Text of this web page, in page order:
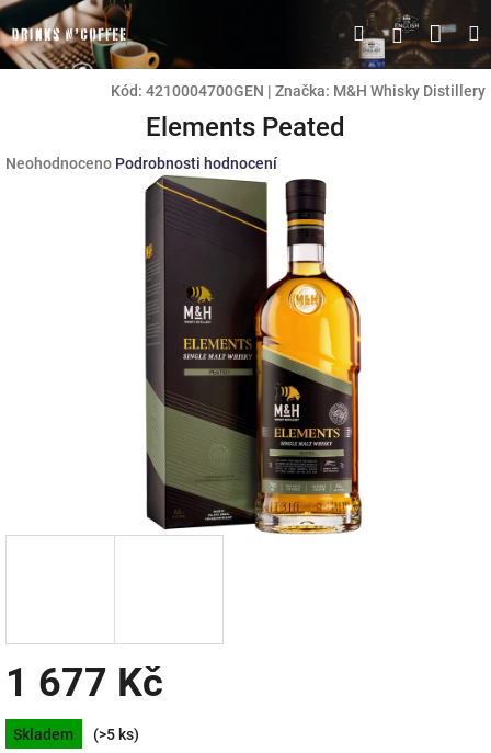
Přejít
na
obsah
HledatPřihlášení
Kód: 4210004700GEN | Značka: M&H Whisky Distillery
Elements Peated
Průměrné
Neohodnoceno Podrobnosti hodnocení
1 677 Kč
Měrná
cena:
Skladem (>5 ks)